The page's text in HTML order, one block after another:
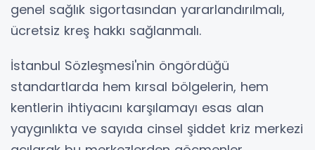
genel sağlık sigortasından yararlandırılmalı,
ücretsiz kreş hakkı sağlanmalı.
İstanbul Sözleşmesi'nin öngördüğü
standartlarda hem kırsal bölgelerin, hem
kentlerin ihtiyacını karşılamayı esas alan
yaygınlıkta ve sayıda cinsel şiddet kriz merkezi